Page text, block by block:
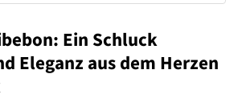
Ein Schluck
Eleganz aus dem Herzen